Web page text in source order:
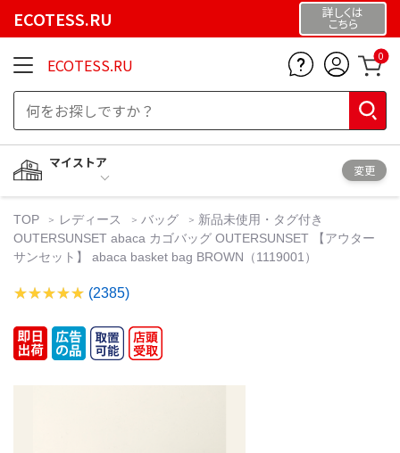
ECOTESS.RU 詳しくは
こちら
ECOTESS.RU 0
マイストア
変更
TOP レディース バッグ
新品未使用・タグ付き
OUTERSUNSET abaca カゴバッグ OUTERSUNSET 【アウター
サンセット】 abaca basket bag BROWN（1119001）
(2385)